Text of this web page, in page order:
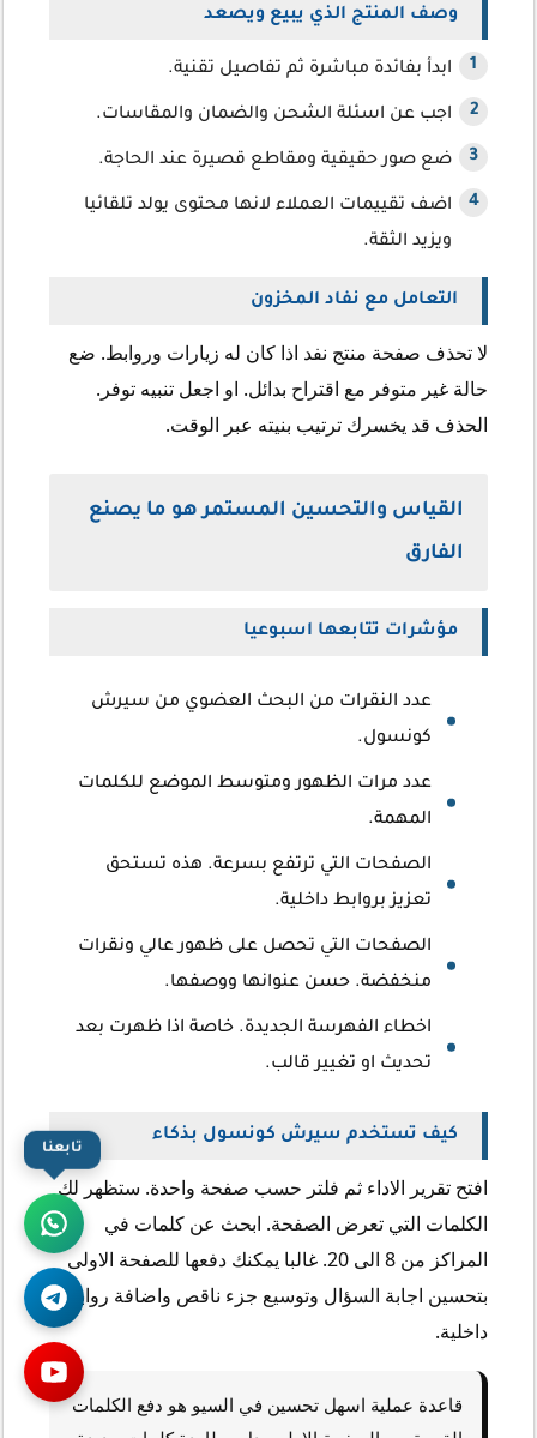
وصف المنتج الذي يبيع ويصعد
ابدأ بفائدة مباشرة ثم تفاصيل تقنية.
اجب عن اسئلة الشحن والضمان والمقاسات.
ضع صور حقيقية ومقاطع قصيرة عند الحاجة.
اضف تقييمات العملاء لانها محتوى يولد تلقائيا
ويزيد الثقة.
التعامل مع نفاد المخزون
لا تحذف صفحة منتج نفد اذا كان له زيارات وروابط. ضع
حالة غير متوفر مع اقتراح بدائل. او اجعل تنبيه توفر.
الحذف قد يخسرك ترتيب بنيته عبر الوقت.
القياس والتحسين المستمر هو ما يصنع
الفارق
مؤشرات تتابعها اسبوعيا
عدد النقرات من البحث العضوي من سيرش
كونسول.
عدد مرات الظهور ومتوسط الموضع للكلمات
المهمة.
الصفحات التي ترتفع بسرعة. هذه تستحق
تعزيز بروابط داخلية.
الصفحات التي تحصل على ظهور عالي ونقرات
منخفضة. حسن عنوانها ووصفها.
اخطاء الفهرسة الجديدة. خاصة اذا ظهرت بعد
تحديث او تغيير قالب.
كيف تستخدم سيرش كونسول بذكاء
افتح تقرير الاداء ثم فلتر حسب صفحة واحدة. ستظهر لك
الكلمات التي تعرض الصفحة. ابحث عن كلمات في
المراكز من 8 الى 20. غالبا يمكنك دفعها للصفحة الاولى
بتحسين اجابة السؤال وتوسيع جزء ناقص واضافة روابط
داخلية.
قاعدة عملية اسهل تحسين في السيو هو دفع الكلمات
تابعنا